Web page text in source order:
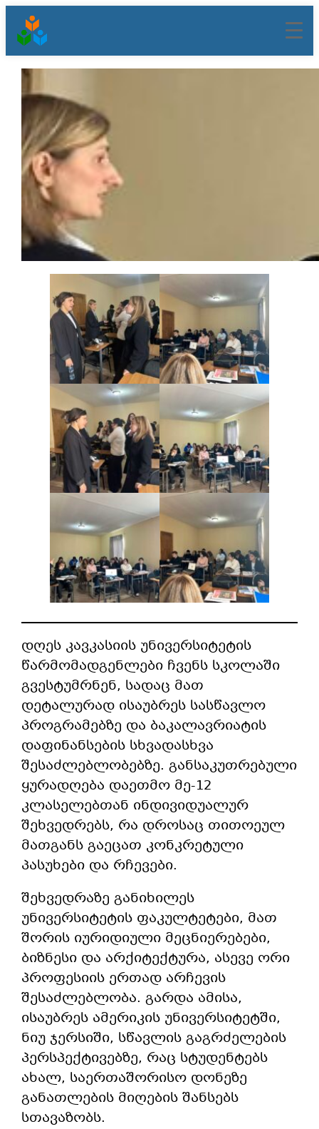
შიგთავსზე
დღეს კავკასიის უნივერსიტეტის
წარმომადგენლები ჩვენს სკოლაში
გვესტუმრნენ, სადაც მათ
დეტალურად ისაუბრეს სასწავლო
პროგრამებზე და ბაკალავრიატის
დაფინანსების სხვადასხვა
შესაძლებლობებზე. განსაკუთრებული
ყურადღება დაეთმო მე-12
კლასელებთან ინდივიდუალურ
შეხვედრებს, რა დროსაც თითოეულ
მათგანს გაეცათ კონკრეტული
პასუხები და რჩევები.
შეხვედრაზე განიხილეს
უნივერსიტეტის ფაკულტეტები, მათ
შორის იურიდიული მეცნიერებები,
ბიზნესი და არქიტექტურა, ასევე ორი
პროფესიის ერთად არჩევის
შესაძლებლობა. გარდა ამისა,
ისაუბრეს ამერიკის უნივერსიტეტში,
ნიუ ჯერსიში, სწავლის გაგრძელების
პერსპექტივებზე, რაც სტუდენტებს
ახალ, საერთაშორისო დონეზე
განათლების მიღების შანსებს
სთავაზობს.